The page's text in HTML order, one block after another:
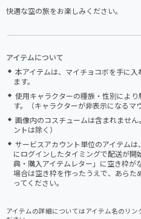
快適な空の旅をお楽しみください。
アイテムについて
本アイテムは、マイチョコボを手に
ます。
使用キャラクターの種族・性別によ
す。（キャラクターが非表示になるマ
画像内のコスチュームは含まれませ
ントは除く）
サービスアカウント単位のアイテム
にログインしたタイミングで配送が
典・購入アイテムレター」に空き枠が
場合は空き枠を作ったうえで、あらた
ってください。
アイテムの詳細についてはアイテム名のリン